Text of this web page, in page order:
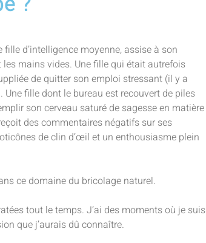
d’intelligence moyenne, assise à son
mains vides. Une fille qui était autrefois
de quitter son emploi stressant (il y a
fille dont le bureau est recouvert de piles
son cerveau saturé de sagesse en matière
des commentaires négatifs sur ses
de clin d’œil et un enthousiasme plein
ce domaine du bricolage naturel.
tout le temps. J’ai des moments où je suis
que j’aurais dû connaître.